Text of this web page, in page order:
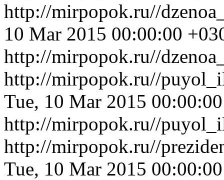
http://mirpopok.ru//
10 Mar 2015 00:00:00
http://mirpopok.ru//
http://mirpopok.ru//
Tue, 10 Mar 2015
http://mirpopok.ru//
http://mirpopok.ru//
Tue, 10 Mar 2015